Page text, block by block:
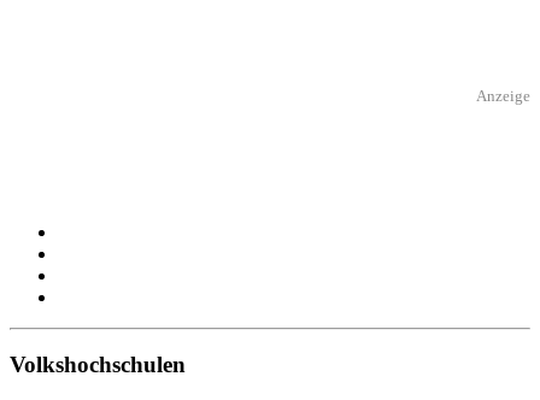
Anzeige
Volkshochschulen